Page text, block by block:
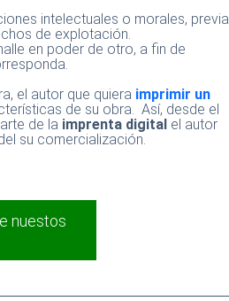
intelectuales o morales, previa
de explotación.
en poder de otro, a fin de
el autor que quiera imprimir un
de su obra. Así, desde el
de la imprenta digital el autor
su comercialización.
nuestos